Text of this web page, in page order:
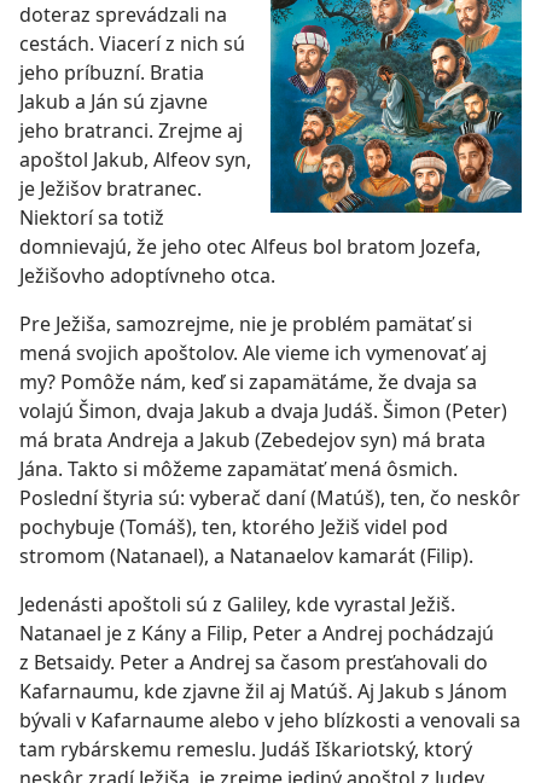
doteraz sprevádzali na
cestách. Viacerí z nich sú
jeho príbuzní. Bratia
Jakub a Ján sú zjavne
jeho bratranci. Zrejme aj
apoštol Jakub, Alfeov syn,
je Ježišov bratranec.
Niektorí sa totiž
domnievajú, že jeho otec Alfeus bol bratom Jozefa,
Ježišovho adoptívneho otca.
Pre Ježiša, samozrejme, nie je problém pamätať si
mená svojich apoštolov. Ale vieme ich vymenovať aj
my? Pomôže nám, keď si zapamätáme, že dvaja sa
volajú Šimon, dvaja Jakub a dvaja Judáš. Šimon (Peter)
má brata Andreja a Jakub (Zebedejov syn) má brata
Jána. Takto si môžeme zapamätať mená ôsmich.
Poslední štyria sú: vyberač daní (Matúš), ten, čo neskôr
pochybuje (Tomáš), ten, ktorého Ježiš videl pod
stromom (Natanael), a Natanaelov kamarát (Filip).
Jedenásti apoštoli sú z Galiley, kde vyrastal Ježiš.
Natanael je z Kány a Filip, Peter a Andrej pochádzajú
z Betsaidy. Peter a Andrej sa časom presťahovali do
Kafarnaumu, kde zjavne žil aj Matúš. Aj Jakub s Jánom
bývali v Kafarnaume alebo v jeho blízkosti a venovali sa
tam rybárskemu remeslu. Judáš Iškariotský, ktorý